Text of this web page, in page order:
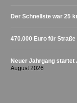
Der Schnellste war 25
470.000 Euro für
Neuer Jahrgang startet
August 2026